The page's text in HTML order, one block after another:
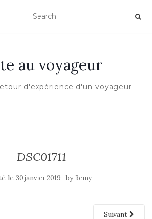
LA NAVIGATION
au voyageur
d'expérience d'un voyageur
DSC01711
le 30 janvier 2019 by Remy
Suivant